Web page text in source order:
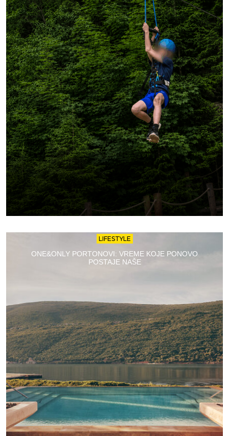
LIFESTYLE
ONE&ONLY PORTONOVI: VREME KOJE PONOVO
POSTAJE NAŠE